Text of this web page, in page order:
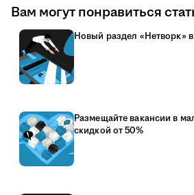
Вам могут понравиться
Новый раздел «Нетворк» в
Размещайте вакансии в
скидкой от 50%